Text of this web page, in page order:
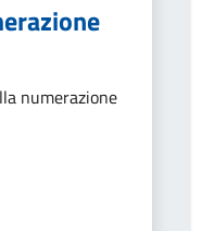
numerazione